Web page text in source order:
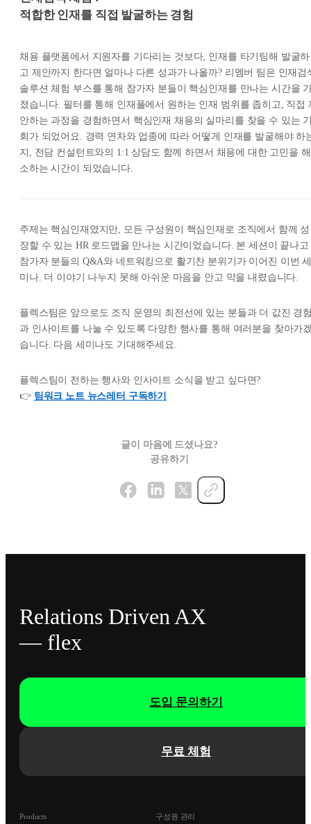
적합한 인재를 직접 발굴하는 경험
채용 플랫폼에서 지원자를 기다리는 것보다, 인재를 타기팅해 발굴하
고 제안까지 한다면 얼마나 다른 성과가 나올까? 리멤버 팀은 인재검
솔루션 체험 부스를 통해 참가자 분들이 핵심인재를 만나는 시간을
졌습니다. 필터를 통해 인재풀에서 원하는 인재 범위를 좁히고, 직접
안하는 과정을 경험하면서 핵심인재 채용의 실마리를 찾을 수 있는
회가 되었어요. 경력 연차와 업종에 따라 어떻게 인재를 발굴해야 하
지, 전담 컨설턴트와의 1:1 상담도 함께 하면서 채용에 대한 고민을 해
소하는 시간이 되었습니다.
주제는 핵심인재였지만, 모든 구성원이 핵심인재로 조직에서 함께 성
장할 수 있는 HR 로드맵을 만나는 시간이었습니다. 본 세션이 끝나고
참가자 분들의 Q&A와 네트워킹으로 활기찬 분위기가 이어진 이번
미나. 더 이야기 나누지 못해 아쉬운 마음을 안고 막을 내렸습니다.
플렉스팀은 앞으로도 조직 운영의 최전선에 있는 분들과 더 값진 경
과 인사이트를 나눌 수 있도록 다양한 행사를 통해 여러분을 찾아가
습니다. 다음 세미나도 기대해주세요.
플렉스팀이 전하는 행사와 인사이트 소식을 받고 싶다면?
👉 팀워크 노트 뉴스레터 구독하기
글이 마음에 드셨나요?
공유하기
Relations Driven AX
— flex
무료 체험
도입 문의하기
Products 구성원 관리